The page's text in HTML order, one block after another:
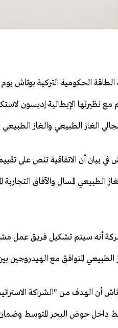
الحكومية التركية ​بوتاش
مع نظيرتها الإيطالية إديسون
​الغاز الطبيعي والغاز الطبيعي
في بيان أن ​الاتفاقية تنص على
الطبيعي المسال والآفاق التجارية
​أنه سيتم تشكيل ​فريق عمل
المتوافق مع الهيدروجين بين
​أن ⁠الهدف من "الشراكة
داخل حوض البحر ⁠المتوسط ​وضمان